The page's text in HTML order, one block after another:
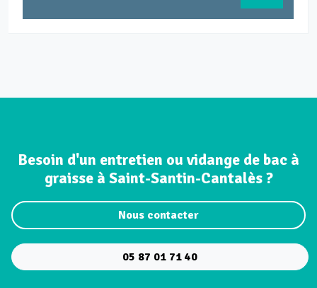
Besoin d'un entretien ou vidange de bac à
graisse à Saint-Santin-Cantalès ?
Nous contacter
05 87 01 71 40